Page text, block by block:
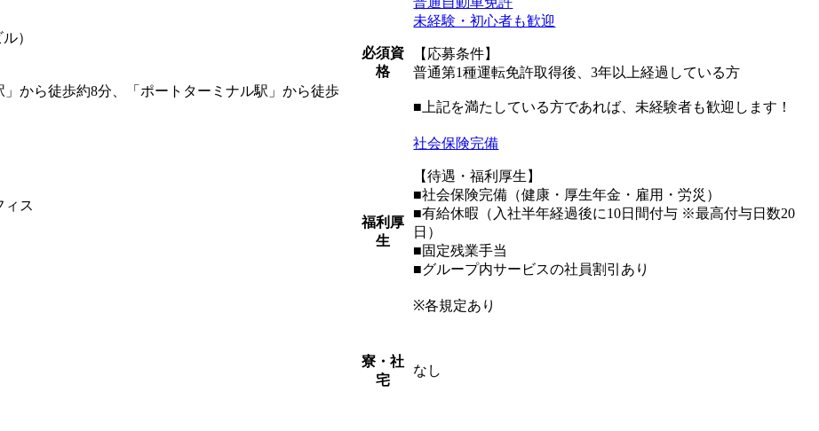
）
から徒歩約8分、「ポートターミナル駅」から徒歩
ィス
必須資
格
未経験・初心者も歓迎
【応募条件】
普通第1種運転免許取得後、3年以上経過している方
■上記を満たしている方であれば、未経験者も歓迎します！
福利厚
生
社会保険完備
【待遇・福利厚生】
■社会保険完備（健康・厚生年金・雇用・労災）
■有給休暇（入社半年経過後に10日間付与 ※最高付与日数20
日）
■固定残業手当
■グループ内サービスの社員割引あり
※各規定あり
寮・社
宅
なし